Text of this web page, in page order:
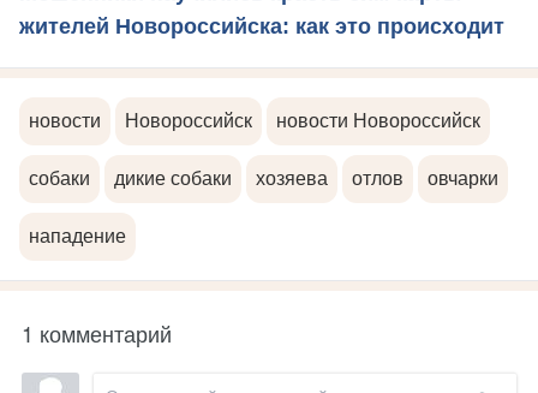
жителей Новороссийска: как это происходит
новости Новороссийск новости Новороссийск
собаки дикие собаки хозяева отлов овчарки
нападение
1 комментарий